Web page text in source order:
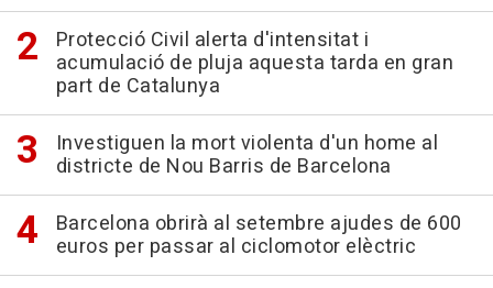
Protecció Civil alerta d'intensitat i
acumulació de pluja aquesta tarda en gran
part de Catalunya
Investiguen la mort violenta d'un home al
districte de Nou Barris de Barcelona
Barcelona obrirà al setembre ajudes de 600
euros per passar al ciclomotor elèctric